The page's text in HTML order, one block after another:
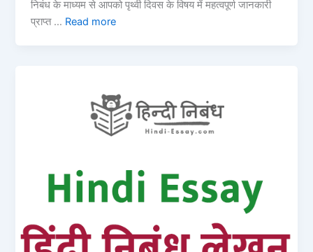
निबंध के माध्यम से आपको पृथ्वी दिवस के विषय में महत्वपूर्ण जानकारी
प्राप्त … Read more